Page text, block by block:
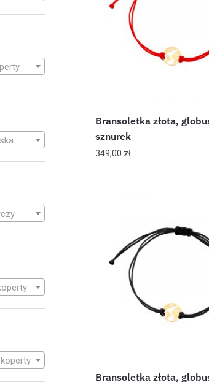
Bransoletka złota,
sznurek
349,00 zł
Bransoletka złota,